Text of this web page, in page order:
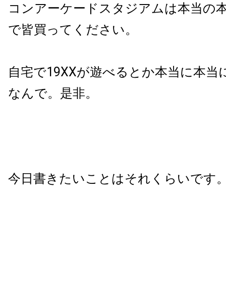
コンアーケードスタジアムは本当の
で皆買ってください。
自宅で19XXが遊べるとか本当に本当
なんで。是非。
今日書きたいことはそれくらいです